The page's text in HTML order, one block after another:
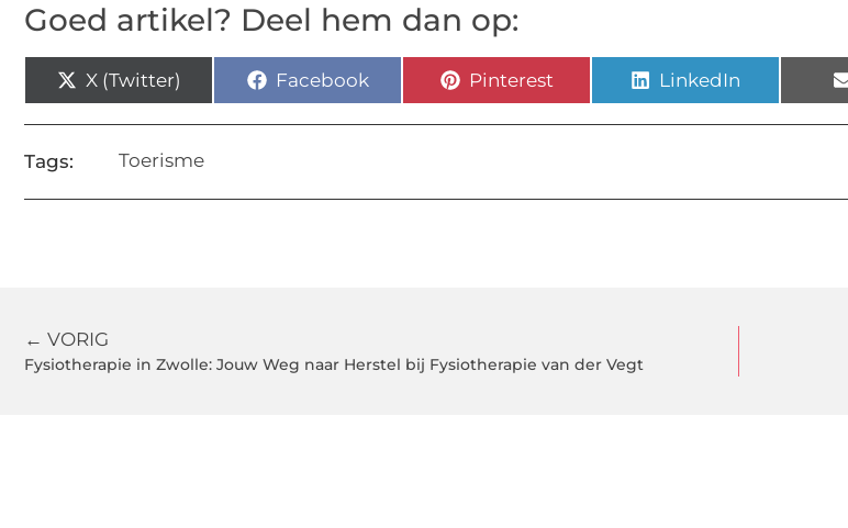
Goed artikel? Deel hem dan op:
X (Twitter) Facebook Pinterest LinkedIn
Tags: Toerisme
← VORIG
Fysiotherapie in Zwolle: Jouw Weg naar Herstel bij Fysiotherapie van der Vegt